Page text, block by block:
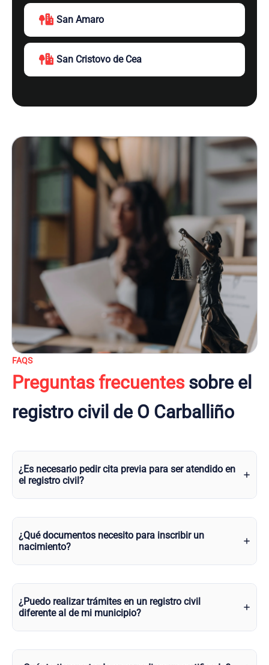
San Amaro
San Cristovo de Cea
FAQS
Preguntas frecuentessobre el
registro civil de O Carballiño
¿Es necesario pedir cita previa para ser atendido en
el registro civil?
¿Qué documentos necesito para inscribir un
nacimiento?
¿Puedo realizar trámites en un registro civil
diferente al de mi municipio?